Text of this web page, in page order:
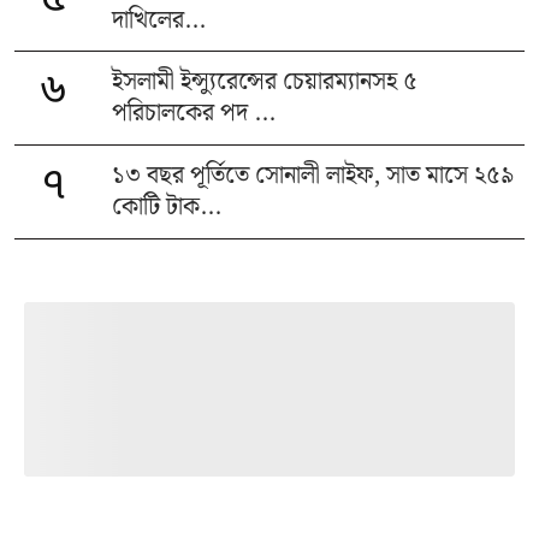
দাখিলের...
৬
ইসলামী ইন্স্যুরেন্সের চেয়ারম্যানসহ ৫
পরিচালকের পদ ...
৭
১৩ বছর পূর্তিতে সোনালী লাইফ, সাত মাসে ২৫৯
কোটি টাক...